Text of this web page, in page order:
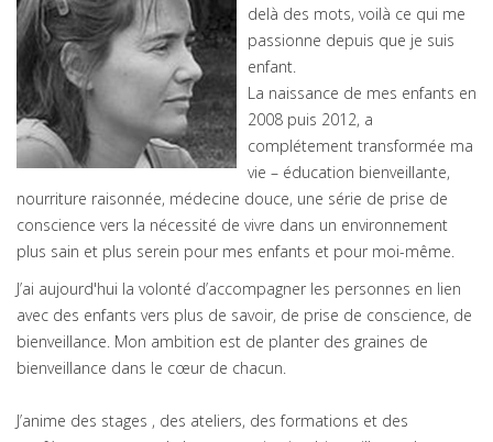
delà des mots, voilà ce qui me
passionne depuis que je suis
enfant.
La naissance de mes enfants en
2008 puis 2012, a
complétement transformée ma
vie – éducation bienveillante,
nourriture raisonnée, médecine douce, une série de prise de
conscience vers la nécessité de vivre dans un environnement
plus sain et plus serein pour mes enfants et pour moi-même.
J’ai aujourd'hui la volonté d’accompagner les personnes en lien
avec des enfants vers plus de savoir, de prise de conscience, de
bienveillance. Mon ambition est de planter des graines de
bienveillance dans le cœur de chacun.
J’anime des stages , des ateliers, des formations et des